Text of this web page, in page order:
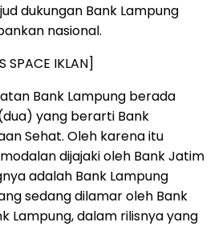
dukungan Bank Lampung
nasional.
SPACE IKLAN]
Bank Lampung berada
yang berarti Bank
Sehat. Oleh karena itu
dijajaki oleh Bank Jatim
adalah Bank Lampung
sedang dilamar oleh Bank
Lampung, dalam rilisnya yang